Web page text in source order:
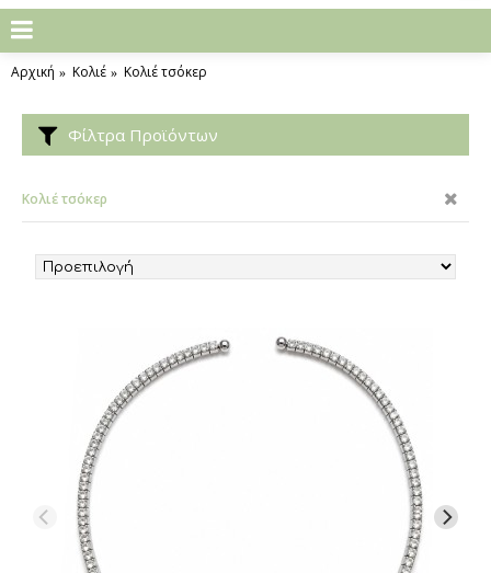
Αρχική Κολιέ Κολιέ τσόκερ
Φίλτρα Προϊόντων
Κολιέ τσόκερ